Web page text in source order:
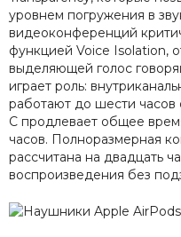
уровнем погружения в
видеоконференций
функцией Voice Isolation,
выделяющей голос
играет роль:
работают до шести часов
C продлевает общее
часов. Полноразмерная
рассчитана на двадцать
воспроизведения без